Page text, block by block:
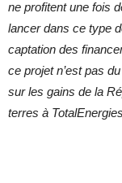
ne profitent une fois
lancer dans ce type
captation des
ce projet n’est pas
sur les gains de la
terres à